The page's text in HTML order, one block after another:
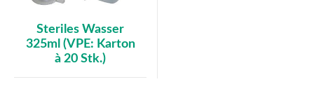
Steriles Wasser
325ml (VPE: Karton
à 20 Stk.)